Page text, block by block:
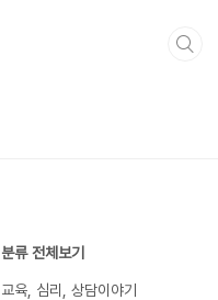
분류 전체보기
교육, 심리, 상담이야기